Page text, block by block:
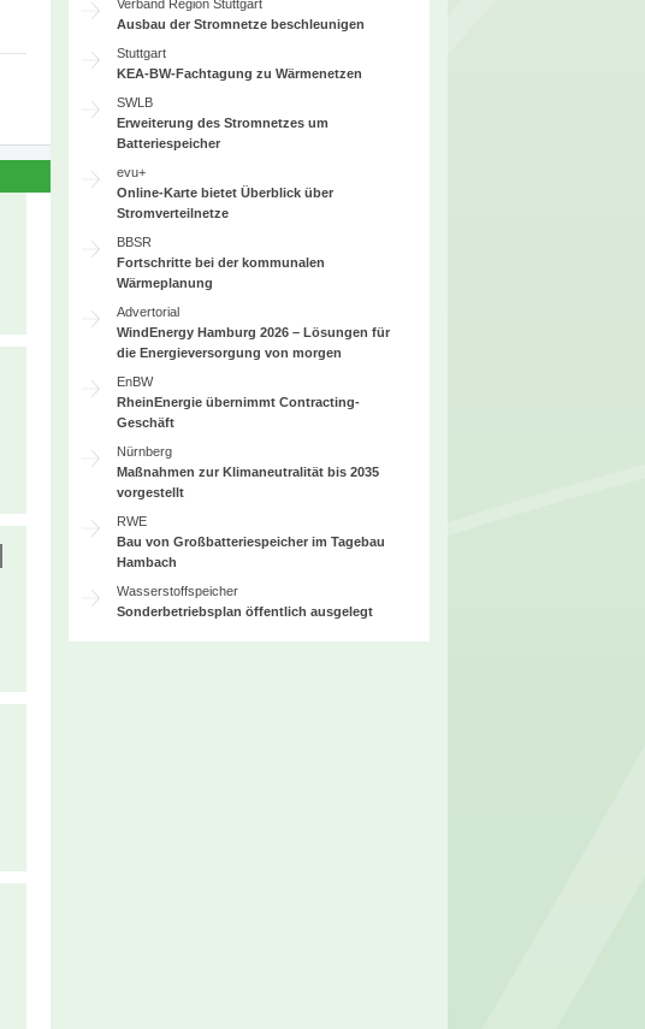
Verband Region Stuttgart
Ausbau der Stromnetze beschleunigen
Stuttgart
KEA-BW-Fachtagung zu Wärmenetzen
SWLB
Erweiterung des Stromnetzes um
Batteriespeicher
evu+
Online-Karte bietet Überblick über
Stromverteilnetze
BBSR
Fortschritte bei der kommunalen
Wärmeplanung
Advertorial
WindEnergy Hamburg 2026 – Lösungen für
die Energieversorgung von morgen
EnBW
RheinEnergie übernimmt Contracting-
Geschäft
Nürnberg
Maßnahmen zur Klimaneutralität bis 2035
vorgestellt
RWE
Bau von Großbatteriespeicher im Tagebau
Hambach
Wasserstoffspeicher
Sonderbetriebsplan öffentlich ausgelegt